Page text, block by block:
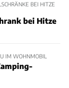
BEI HITZE
bei Hitze
IM WOHNMOBIL